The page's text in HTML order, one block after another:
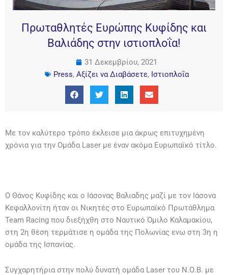
Πρωταθλητές Ευρώπης Κυφίδης και
Βαλιάδης στην ιστιοπλοΐα!
31 Δεκεμβρίου, 2021
Press, Αξίζει να Διαβάσετε, Ιστιοπλοΐα
Με τον καλύτερο τρόπο έκλεισε μια άκρως επιτυχημένη
χρόνια για την Ομάδα Laser με έναν ακόμα Ευρωπαϊκό τίτλο.
Ο Θάνος Κυφίδης και ο Ιάσονας Βαλιαδης μαζί με τον Ιάσονα
Κεφαλλονίτη ήταν οι Νικητές στο Ευρωπαϊκό Πρωτάθλημα
Team Racing που διεξήχθη στο Ναυτικό Όμιλο Καλαμακίου,
στη 2η θέση τερμάτισε η ομάδα της Πολωνίας ενω στη 3η η
ομάδα της Ισπανίας.
Συγχαρητήρια στην πολύ δυνατή ομάδα Laser του Ν.Ο.Β. με